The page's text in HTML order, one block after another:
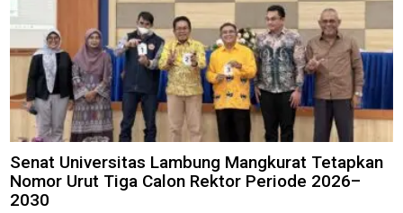
Senat Universitas Lambung Mangkurat Tetapkan
Nomor Urut Tiga Calon Rektor Periode 2026–
2030